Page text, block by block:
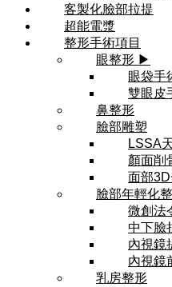
客製化臉部拉提
超能電漿
整形手術項目
眼整形 ▶
眼袋手
雙眼皮
鼻整形
臉部雕塑
LSSA
顏面削
面部
臉部年輕化
微創法
中下臉
內視鏡
內視鏡
乳房整形